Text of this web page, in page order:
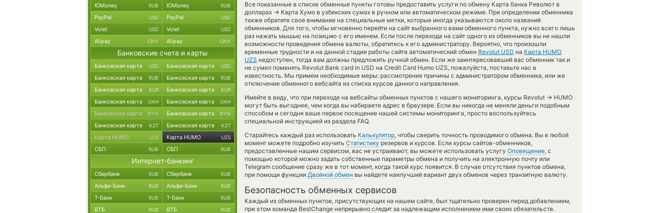
Все показанные в списке обменные пункты готовы предоставить услуги по обмену Карта банка Револют в
долларах → Карта Хумо в узбекских сумах в ручном или автоматическом режиме. При определении обменника
также обратите свое внимание на специальные метки, которые иногда указываются около названий
обменников. Для того, чтобы мгновенно перейти на сайт выбранного вами обменного пункта, нужно всего лишь
раз нажать мышью на позицию с его именем. Если после перехода на сайт одного из обменников вы не нашли
возможности проведения обмена валюты, обратитесь к его администратору. Вероятно, что произошли
временные трудности и на данной стадии работы сайта автоматический обмен Revolut USD на Карта HUMO
UZS недоступен, тогда вам должны предложить ручной обмен. Если же заинтересовавший вас обменник так и
не сумел поменять Revolut Bank card in USD на Credit Card Humo UZS, пожалуйста, поставьте нас в
известность. Мы примем необходимые меры: рассмотрение причины с администратором обменника, или же
отключение обменного вебсайта из списка курсов данного направления.
Имейте в виду, что при переходе на вебсайты обменных пунктов с нашего мониторинга, курсы Revolut → HUMO
могут быть выгоднее, чем когда вы набираете адрес в браузере. Если вы никогда не меняли деньги подобным
способом и сегодня ваше первое посещение нашей системы мониторинга, просто воспользуйтесь
специальной инструкцией из раздела FAQ.
Старайтесь каждый раз использовать Калькулятор, чтобы сверить точность проводимого обмена. Вы в любой
момент можете подробно изучить Статистику резервов и курсов. Если курсы сайтов-обменников,
предоставленные нашим сервисом, вас не устраивают, вы можете использовать услугу Оповещение, с
помощью которой можно задать собственные параметры обмена и получить на электронную почту или
Telegram сообщение сразу же в тот момент, когда такой курс появится. В случае отсутствия пунктов обмена,
при помощи функции Двойной обмен вы найдете наилучший вариант двух обменов через транзитную валюту.
Безопасность обменных сервисов
Каждый из обменных пунктов, присутствующих на нашем сайте, был тщательно проверен перед добавлением,
при этом команда BestChange непрерывно следит за надлежащим исполнением ими своих обязательств.
ЮMoney RUB ЮMoney RUB
PayPal USD PayPal USD
Volet USD Volet USD
Alipay CNY Alipay CNY
Банковские счета и карты
Банковская карта USD Банковская карта USD
Банковская карта RUB Банковская карта RUB
Банковская карта EUR Банковская карта EUR
Банковская карта UAH Банковская карта UAH
Банковская карта BYN Банковская карта BYN
Банковская карта KZT Банковская карта KZT
Карта HUMO UZS Карта HUMO UZS
СБП RUB СБП RUB
Интернет-банкинг
Сбербанк RUB Сбербанк RUB
Альфа-Банк RUB Альфа-Банк RUB
Т-Банк RUB Т-Банк RUB
ВТБ RUB ВТБ RUB